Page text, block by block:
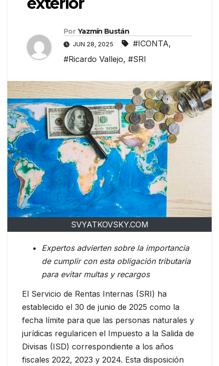
Por Yazmín Bustán
JUN 28, 2025 #ICONTA,
#Ricardo Vallejo, #SRI
SVYATKOVSKY.COM
Expertos advierten sobre la importancia
de cumplir con esta obligación tributaria
para evitar multas y recargos
El Servicio de Rentas Internas (SRI) ha
establecido el 30 de junio de 2025 como la
fecha límite para que las personas naturales y
jurídicas regularicen el Impuesto a la Salida de
Divisas (ISD) correspondiente a los años
fiscales 2022, 2023 y 2024. Esta disposición